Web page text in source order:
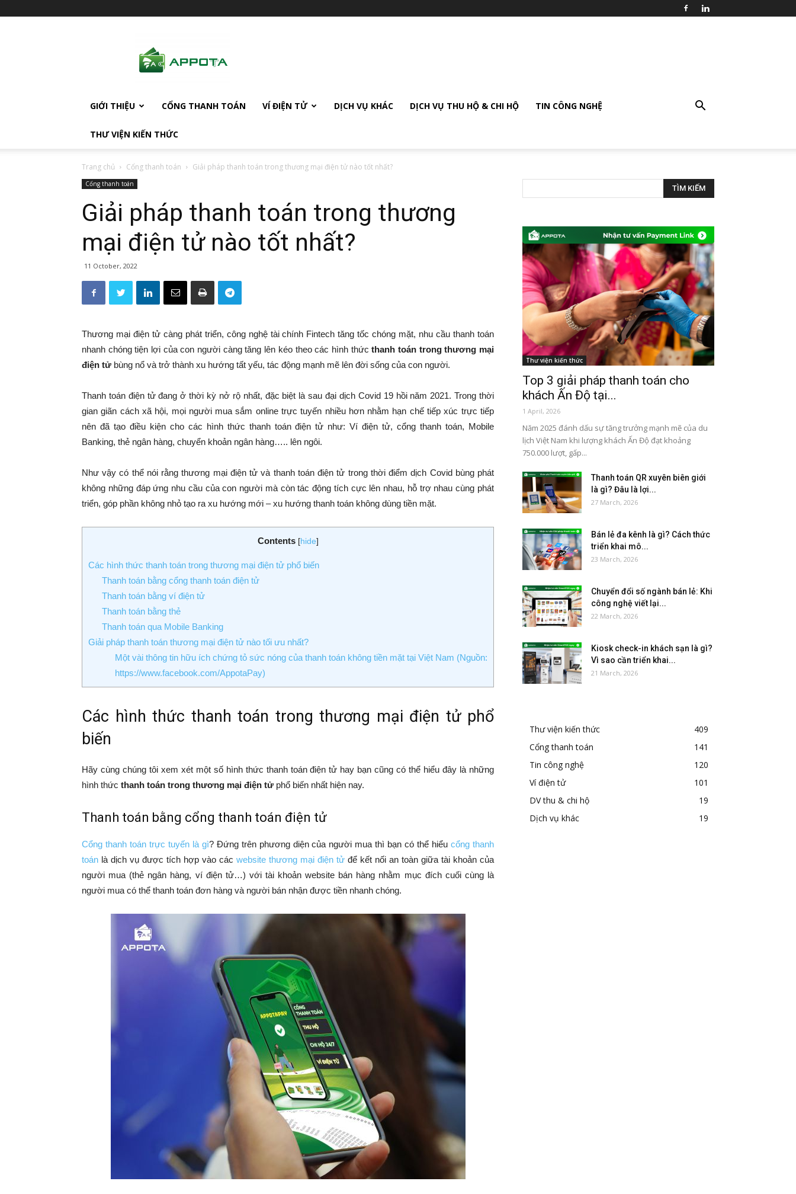
GIỚI THIỆU CỔNG THANH TOÁN VÍ ĐIỆN TỬ DỊCH VỤ KHÁC DỊCH VỤ THU HỘ & CHI HỘ TIN CÔNG NGHỆ
THƯ VIỆN KIẾN THỨC
Trang chủ Cổng thanh toán Giải pháp thanh toán trong thương mại điện tử nào tốt nhất?
Cổng thanh toán
Giải pháp thanh toán trong thương
mại điện tử nào tốt nhất?
11 October, 2022
Thương mại điện tử càng phát triển, công nghệ tài chính Fintech tăng tốc chóng mặt, nhu cầu thanh toán
nhanh chóng tiện lợi của con người càng tăng lên kéo theo các hình thứcthanh toán trong thương mại
điện tử bùng nổ và trở thành xu hướng tất yếu, tác động mạnh mẽ lên đời sống của con người.
Thanh toán điện tử đang ở thời kỳ nở rộ nhất, đặc biệt là sau đại dịch Covid 19 hồi năm 2021. Trong thời
gian giãn cách xã hội, mọi người mua sắm online trực tuyến nhiều hơn nhằm hạn chế tiếp xúc trực tiếp
nên đã tạo điều kiện cho các hình thức thanh toán điện tử như: Ví điện tử, cổng thanh toán, Mobile
Banking, thẻ ngân hàng, chuyển khoản ngân hàng….. lên ngôi.
Như vậy có thể nói rằng thương mại điện tử và thanh toán điện tử trong thời điểm dịch Covid bùng phát
không những đáp ứng nhu cầu của con người mà còn tác động tích cực lên nhau, hỗ trợ nhau cùng phát
triển, góp phần không nhỏ tạo ra xu hướng mới – xu hướng thanh toán không dùng tiền mặt.
Contents [hide]
Các hình thức thanh toán trong thương mại điện tử phổ biến
Thanh toán bằng cổng thanh toán điện tử
Thanh toán bằng ví điện tử
Thanh toán bằng thẻ
Thanh toán qua Mobile Banking
Giải pháp thanh toán thương mại điện tử nào tối ưu nhất?
Một vài thông tin hữu ích chứng tỏ sức nóng của thanh toán không tiền mặt tại Việt Nam (Nguồn:
https://www.facebook.com/AppotaPay)
Các hình thức thanh toán trong thương mại điện tử phổ
biến
Hãy cùng chúng tôi xem xét một số hình thức thanh toán điện tử hay bạn cũng có thể hiểu đây là những
hình thức thanh toán trong thương mại điện tử phổ biến nhất hiện nay.
Thanh toán bằng cổng thanh toán điện tử
Cổng thanh toán trực tuyến là gì? Đứng trên phương diện của người mua thì bạn có thể hiểucổng thanh
toán là dịch vụ được tích hợp vào các website thương mại điện tử để kết nối an toàn giữa tài khoản của
người mua (thẻ ngân hàng, ví điện tử…) với tài khoản website bán hàng nhằm mục đích cuối cùng là
người mua có thể thanh toán đơn hàng và người bán nhận được tiền nhanh chóng.
Thư viện kiến thức
Top 3 giải pháp thanh toán cho
khách Ấn Độ tại...
1 April, 2026
Năm 2025 đánh dấu sự tăng trưởng mạnh mẽ của du
lịch Việt Nam khi lượng khách Ấn Độ đạt khoảng
750.000 lượt, gấp...
Thanh toán QR xuyên biên giới
là gì? Đâu là lợi...
27 March, 2026
Bán lẻ đa kênh là gì? Cách thức
triển khai mô...
23 March, 2026
Chuyển đổi số ngành bán lẻ: Khi
công nghệ viết lại...
22 March, 2026
Kiosk check-in khách sạn là gì?
Vì sao cần triển khai...
21 March, 2026
Thư viện kiến thức
409
Cổng thanh toán
141
Tin công nghệ
120
Ví điện tử
101
DV thu & chi hộ
19
Dịch vụ khác
19